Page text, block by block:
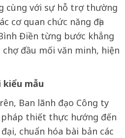
cùng với sự hỗ trợ thường
cơ quan chức năng địa
Điền từng bước khẳng
đầu mối văn minh, hiện
kiểu mẫu
Ban lãnh đạo Công ty
thiết thực hướng đến
chuẩn hóa bài bản các